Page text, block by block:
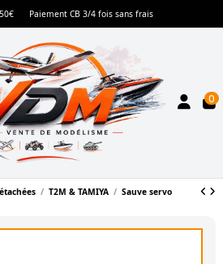
Paiement CB 3/4 fois sans frais
0
T2M & TAMIYA Sauve servo